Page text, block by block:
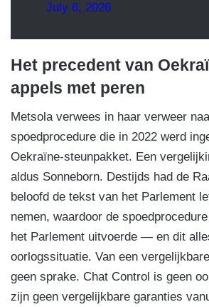
July 6, 2026
Het precedent van
appels met peren
Metsola verwees in haar verweer
spoedprocedure die in 2022 werd
Oekraïne-steunpakket. Een
aldus Sonneborn. Destijds had de
beloofd de tekst van het Parlement
nemen, waardoor de
het Parlement uitvoerde — en dit
oorlogssituatie. Van een
geen sprake. Chat Control is geen
zijn geen vergelijkbare garanties